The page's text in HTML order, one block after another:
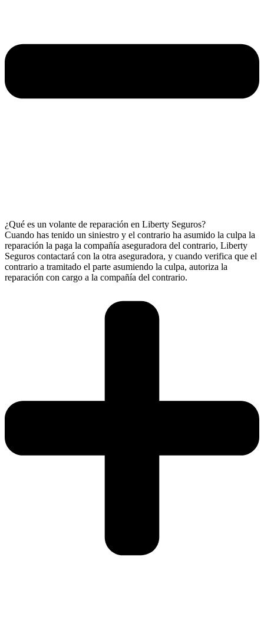
¿Qué es un volante de reparación en Liberty Seguros?
Cuando has tenido un siniestro y el contrario ha asumido la culpa la
reparación la paga la compañía aseguradora del contrario, Liberty
Seguros contactará con la otra aseguradora, y cuando verifica que el
contrario a tramitado el parte asumiendo la culpa, autoriza la
reparación con cargo a la compañía del contrario.